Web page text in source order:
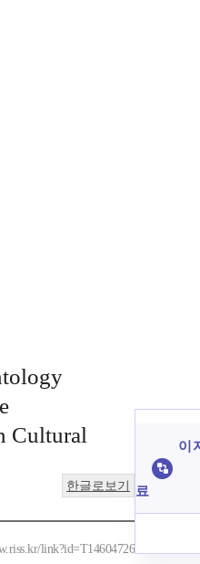
Cultural
한글로보기
link?id=T14604726
이
료